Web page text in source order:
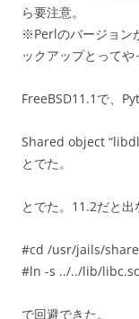
ら要注意。
※Perlのバージョン
ックアップとってや
FreeBSD11.1で、
Shared object
とでた。
とでた。11.2だと出
#cd /usr/jails/
#ln -s ../../lib/
で回避できた。